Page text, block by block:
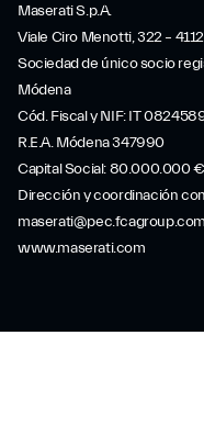
Maserati S.p.A.
Viale Ciro Menotti, 322 –
Sociedad de único socio
Módena
Cód. Fiscal y NIF: IT
R.E.A. Módena 347990
Capital Social: 80.000.000
Dirección y coordinación
maserati@pec.fcagroup.com
www.maserati.com